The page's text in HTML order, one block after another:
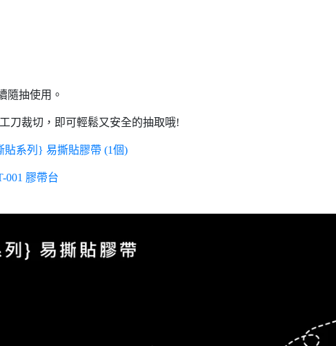
隨抽使用。
刀裁切，即可輕鬆又安全的抽取哦!
貼系列} 易撕貼膠帶 (1個)
001 膠帶台